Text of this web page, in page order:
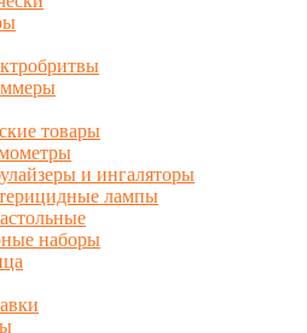
товары
и ингаляторы
лампы
наборы